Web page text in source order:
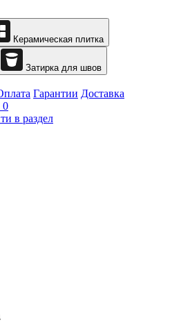
Керамическая плитка
Затирка для швов
Гарантии Доставка
0
в раздел